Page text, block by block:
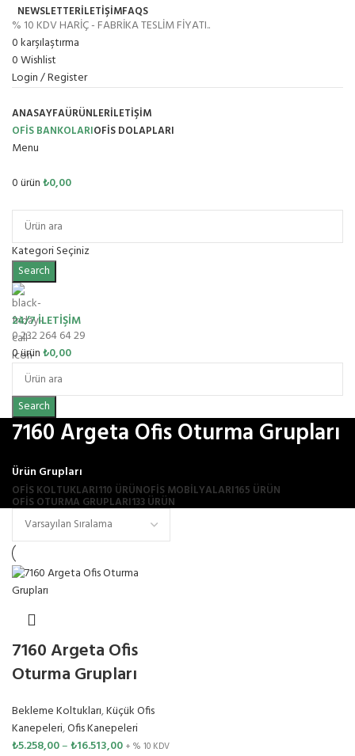
NEWSLETTERİLETİŞİMFAQS
% 10 KDV HARİÇ - FABRİKA TESLİM FİYATI..
0karşılaştırma
0Wishlist
Login / Register
ANASAYFAÜRÜNLERİLETIŞIM
OFİS BANKOLARIOFIS DOLAPLARI
Menu
0ürün₺0,00
Kategori Seçiniz
Search
24/7 İLETİŞİM
0 232 264 64 29
0ürün₺0,00
Search
7160 Argeta Ofis Oturma Grupları
Ürün Grupları
OFIS KOLTUKLARI110 ÜRÜNOFİS MOBİLYALARI165 ÜRÜN
OFIS OTURMA GRUPLARI133 ÜRÜN
7160 Argeta Ofis
Oturma Grupları
Bekleme Koltukları,Küçük Ofis
Kanepeleri,Ofis Kanepeleri
₺5.258,00–₺16.513,00 + % 10 KDV